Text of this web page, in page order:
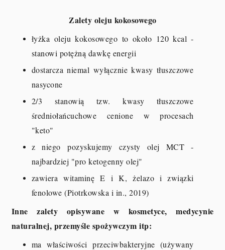
Zalety oleju kokosowego
łyżka oleju kokosowego to około 120 kcal -
stanowi potężną dawkę energii
dostarcza niemal wyłącznie kwasy tłuszczowe
nasycone
2/3 stanowią tzw. kwasy tłuszczowe
średniołańcuchowe cenione w procesach
"keto"
z niego pozyskujemy czysty olej MCT -
najbardziej "pro ketogenny olej"
zawiera witaminę E i K, żelazo i związki
fenolowe (Piotrkowska i in., 2019)
Inne zalety opisywane w kosmetyce, medycynie
naturalnej, przemyśle spożywczym itp:
ma właściwości przeciwbakteryjne (używany